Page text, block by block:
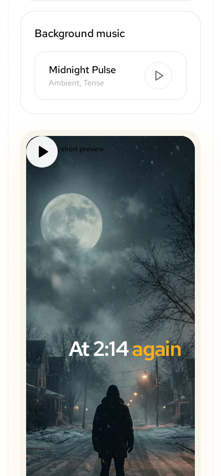
Background music
Midnight Pulse
Ambient, Tense
Mystery short preview
At 2:14again